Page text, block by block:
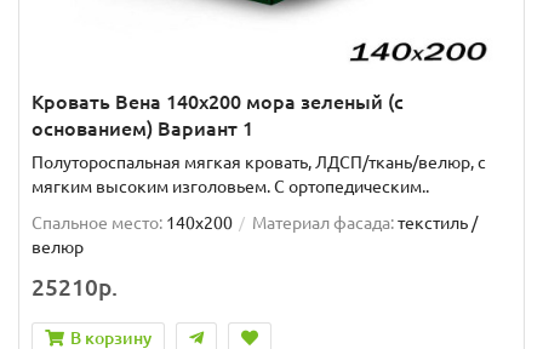
Кровать Вена 140х200 мора зеленый (с
основанием) Вариант 1
Полутороспальная мягкая кровать, ЛДСП/ткань/велюр, с
мягким высоким изголовьем. C ортопедическим..
Спальное место: 140x200 Материал фасада:текстиль /
велюр
25210р.
В корзину